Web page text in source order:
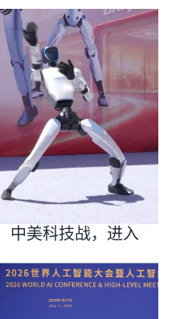
中美科技战，进入